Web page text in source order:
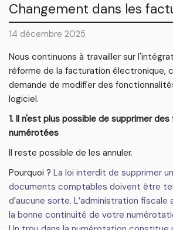
Changement dans les
14 décembre 2025
Nous continuons à travailler sur
réforme de la facturation électronique,
demande de modifier des
logiciel.
1. Il n'est plus possible de supprimer
numérotées
Il reste possible de les annuler.
Pourquoi ? La loi interdit de supprimer
documents comptables doivent être
d’aucune sorte. L’administration fiscale
la bonne continuité de votre